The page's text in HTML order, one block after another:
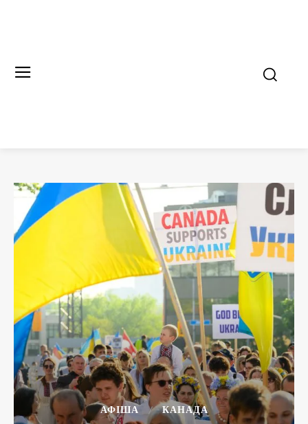
АФІША КАНАДА